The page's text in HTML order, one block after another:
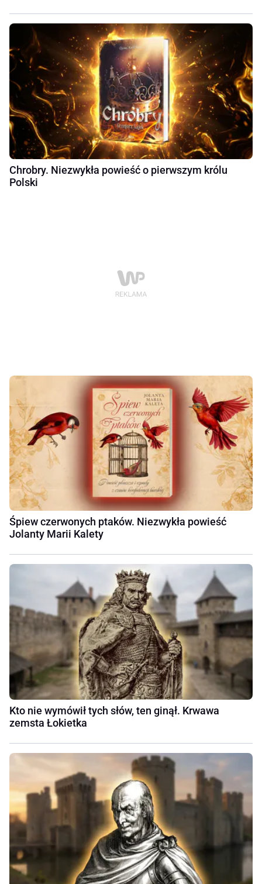
Chrobry. Niezwykła powieść o pierwszym królu
Polski
Śpiew czerwonych ptaków. Niezwykła powieść
Jolanty Marii Kalety
Kto nie wymówił tych słów, ten ginął. Krwawa
zemsta Łokietka